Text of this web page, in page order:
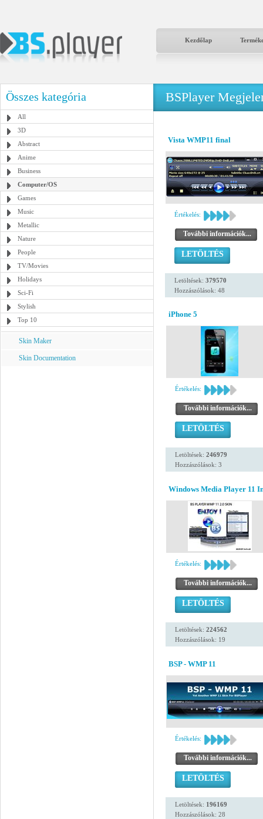
Kezdőlap
Összes kategória
All
3D
Abstract
Anime
Business
Computer/OS
Games
Music
Metallic
Nature
People
TV/Movies
Holidays
Sci-Fi
Stylish
Top 10
Skin Maker
Skin Documentation
BSPlayer
Vista WMP11 final
Értékelés:
További információk...
LETÖLTÉS
Letöltések: 379570
Hozzászólások: 48
iPhone 5
Értékelés:
További információk...
LETÖLTÉS
Letöltések: 246979
Hozzászólások: 3
Windows Media Player 11
Értékelés:
További információk...
LETÖLTÉS
Letöltések: 224562
Hozzászólások: 19
BSP - WMP 11
Értékelés:
További információk...
LETÖLTÉS
Letöltések: 196169
Hozzászólások: 28